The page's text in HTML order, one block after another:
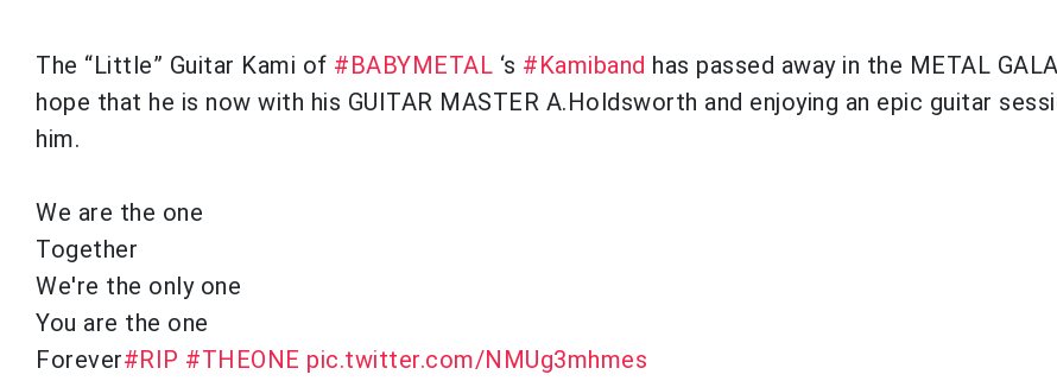
The “Little” Guitar Kami of #BABYMETAL ‘s #Kamiband has passed away in the METAL
hope that he is now with his GUITAR MASTER A.Holdsworth and enjoying an epic guitar
him.
We are the one
Together
We're the only one
You are the one
Forever#RIP #THEONE pic.twitter.com/NMUg3mhmes